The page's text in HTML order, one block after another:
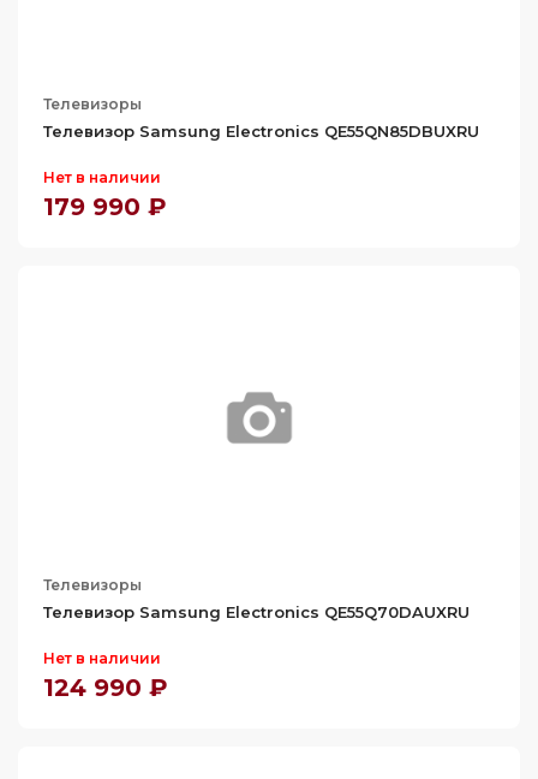
Телевизоры
Телевизор Samsung Electronics QE55QN85DBUXRU
Нет в наличии
179 990 ₽
Телевизоры
Телевизор Samsung Electronics QE55Q70DAUXRU
Нет в наличии
124 990 ₽